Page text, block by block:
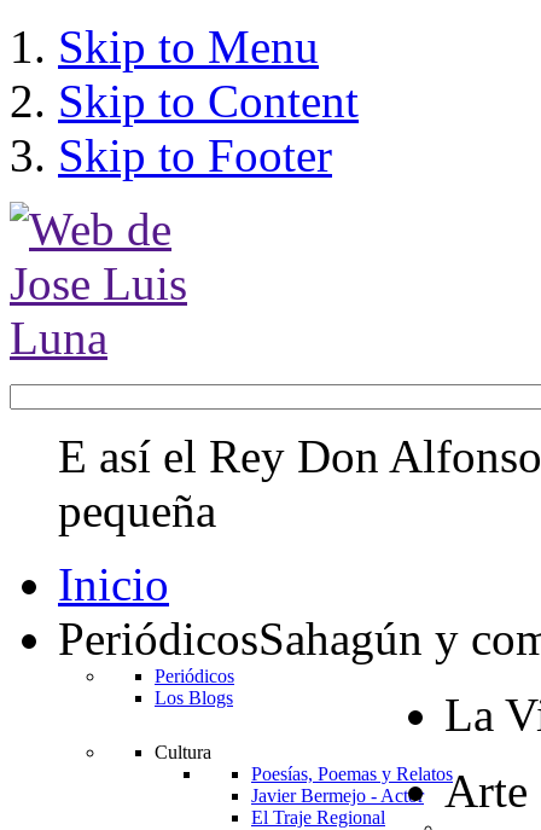
Skip to Menu
Skip to Content
Skip to Footer
E así el Rey Don
pequeña
Inicio
PeriódicosSahagún y
Periódicos
Los Blogs
La
Cultura
Poesías, Poemas y Relatos
Javier Bermejo - Actor
El Traje Regional
Arte